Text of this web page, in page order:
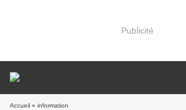
Publicité
Accueil » information